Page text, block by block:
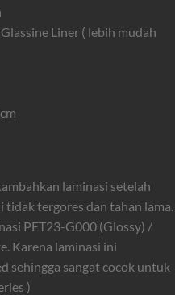
Liner ( lebih mudah
laminasi setelah
tidak tergores dan tahan lama.
PET23-G000 (Glossy) /
Karena laminasi ini
sehingga sangat cocok untuk
)